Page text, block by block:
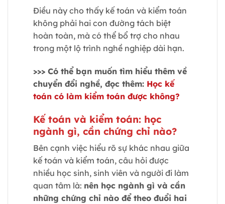
Điều này cho thấy kế toán và kiểm toán
không phải hai con đường tách biệt
hoàn toàn, mà có thể bổ trợ cho nhau
trong một lộ trình nghề nghiệp dài hạn.
>>> Có thể bạn muốn tìm hiểu thêm về
chuyển đổi nghề, đọc thêm: Học kế
toán có làm kiểm toán được không?
Kế toán và kiểm toán: học
ngành gì, cần chứng chỉ nào?
Bên cạnh việc hiểu rõ sự khác nhau giữa
kế toán và kiểm toán, câu hỏi được
nhiều học sinh, sinh viên và người đi làm
quan tâm là: nên học ngành gì và cần
những chứng chỉ nào để theo đuổi hai